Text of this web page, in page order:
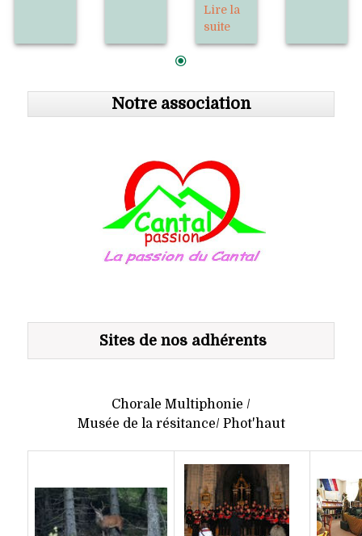
Lire la
suite
Notre association
Sites de nos adhérents
Chorale Multiphonie /
Musée de la résitance/ Phot'haut